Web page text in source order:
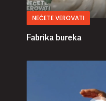
NEĆETE VEROVATI
Fabrika bureka